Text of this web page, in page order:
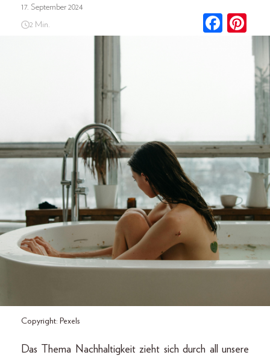
17. September 2024
2 Min.
Copyright: Pexels
Das Thema Nachhaltigkeit zieht sich durch all unsere